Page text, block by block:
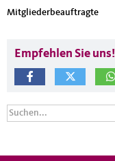
Mitgliederbeauftragte
Empfehlen Sie uns!
Suchformular
Suche